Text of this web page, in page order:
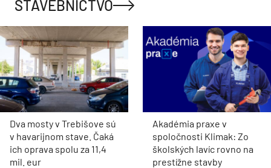
STAVEBNÍCTVO
Dva mosty v Trebišove sú
v havarijnom stave. Čaká
ich oprava spolu za 11,4
mil. eur
Akadémia praxe v
spoločnosti Klimak: Zo
školských lavíc rovno na
prestížne stavby